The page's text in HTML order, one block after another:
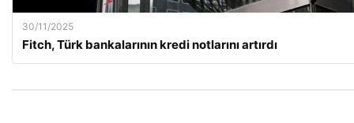
30/11/2025
Fitch, Türk bankalarının kredi notlarını artırdı